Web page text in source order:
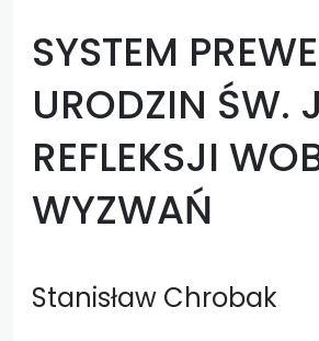
SYSTEM
URODZIN ŚW.
REFLEKSJI
WYZWAŃ
Stanisław Chrobak